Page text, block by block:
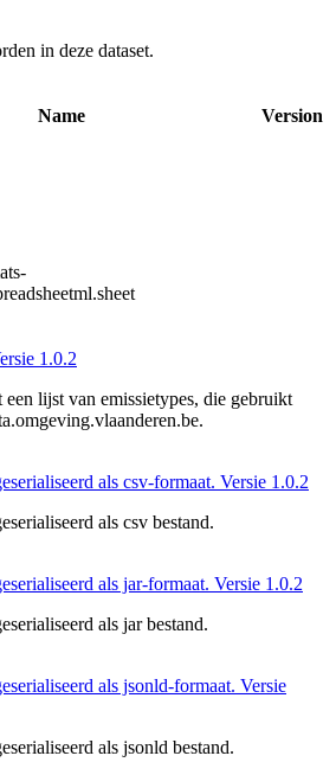
in deze dataset.
Name
Version
1.0.2
een lijst van emissietypes, die gebruikt
als csv-formaat. Versie 1.0.2
als csv bestand.
als jar-formaat. Versie 1.0.2
als jar bestand.
als jsonld-formaat. Versie
als jsonld bestand.